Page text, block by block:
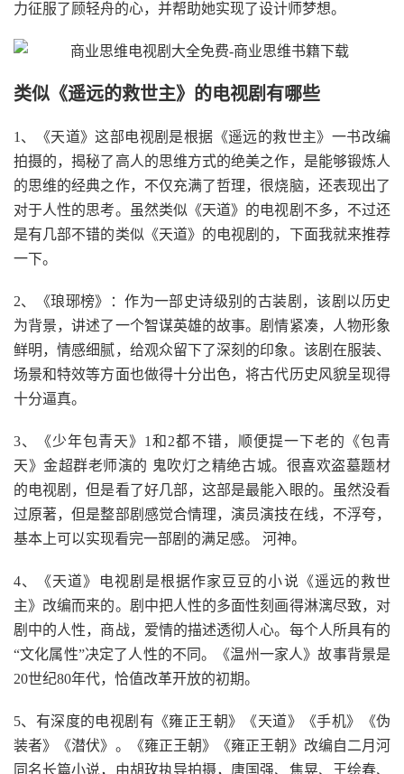
力征服了顾轻舟的心，并帮助她实现了设计师梦想。
类似《遥远的救世主》的电视剧有哪些
1、《天道》这部电视剧是根据《遥远的救世主》一书改编
拍摄的，揭秘了高人的思维方式的绝美之作，是能够锻炼人
的思维的经典之作，不仅充满了哲理，很烧脑，还表现出了
对于人性的思考。虽然类似《天道》的电视剧不多，不过还
是有几部不错的类似《天道》的电视剧的，下面我就来推荐
一下。
2、《琅琊榜》：作为一部史诗级别的古装剧，该剧以历史
为背景，讲述了一个智谋英雄的故事。剧情紧凑，人物形象
鲜明，情感细腻，给观众留下了深刻的印象。该剧在服装、
场景和特效等方面也做得十分出色，将古代历史风貌呈现得
十分逼真。
3、《少年包青天》1和2都不错，顺便提一下老的《包青
天》金超群老师演的 鬼吹灯之精绝古城。很喜欢盗墓题材
的电视剧，但是看了好几部，这部是最能入眼的。虽然没看
过原著，但是整部剧感觉合情理，演员演技在线，不浮夸，
基本上可以实现看完一部剧的满足感。 河神。
4、《天道》电视剧是根据作家豆豆的小说《遥远的救世
主》改编而来的。剧中把人性的多面性刻画得淋漓尽致，对
剧中的人性，商战，爱情的描述透彻人心。每个人所具有的
“文化属性”决定了人性的不同。《温州一家人》故事背景是
20世纪80年代，恰值改革开放的初期。
5、有深度的电视剧有《雍正王朝》《天道》《手机》《伪
装者》《潜伏》。《雍正王朝》《雍正王朝》改编自二月河
同名长篇小说，由胡玫执导拍摄，唐国强、焦晃、王绘春、